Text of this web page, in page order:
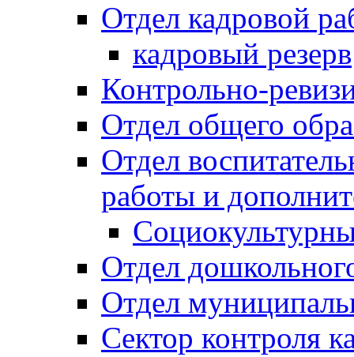
Отдел кадровой
кадровый резерв
Контрольно-
Отдел общего
Отдел
работы и
Отдел
Отдел
Сектор контроля